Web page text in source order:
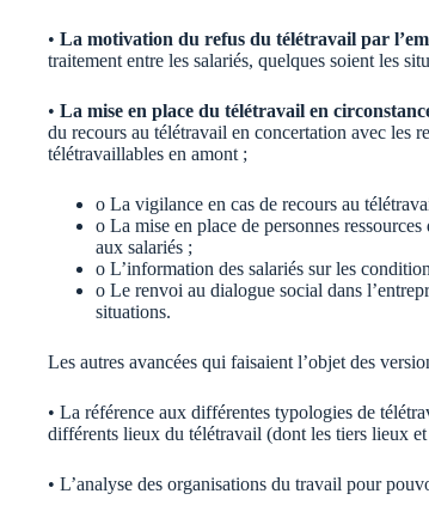
• La motivation du refus du télétravail par
traitement entre les salariés, quelques soient les
• La mise en place du télétravail en
du recours au télétravail en concertation avec les
télétravaillables en amont ;
o La vigilance en cas de recours au
o La mise en place de personnes
aux salariés ;
o L’information des salariés sur les
o Le renvoi au dialogue social dans
situations.
Les autres avancées qui faisaient l’objet des
• La référence aux différentes typologies de
différents lieux du télétravail (dont les tiers lieux
• L’analyse des organisations du travail pour